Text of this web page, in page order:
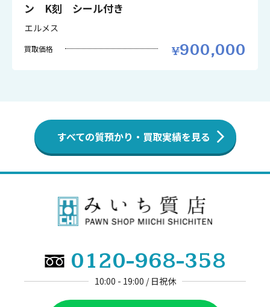
ン K刻 シール付き
エルメス
買取価格 900,000
すべての質預かり・買取実績を見る
0120-968-358
10:00 - 19:00 / 日祝休